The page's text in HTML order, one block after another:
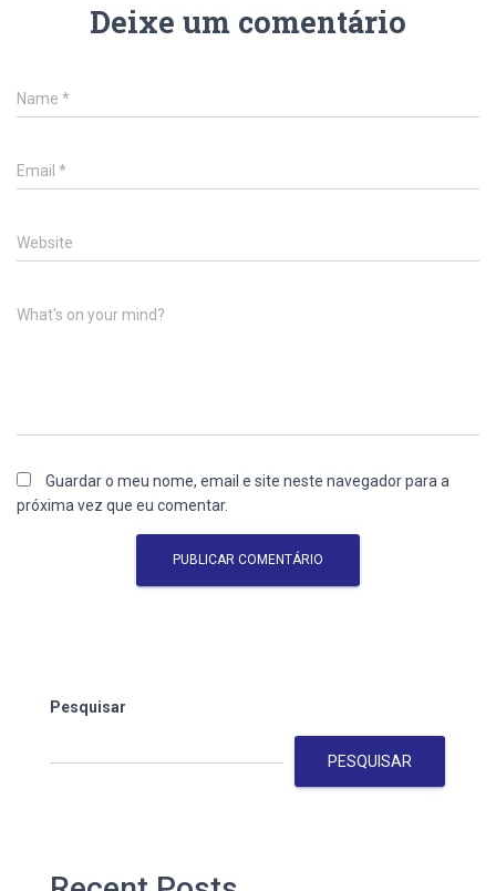
Deixe um comentário
Name *
Email *
Website
What's on your mind?
Guardar o meu nome, email e site neste navegador para a
próxima vez que eu comentar.
Pesquisar
PESQUISAR